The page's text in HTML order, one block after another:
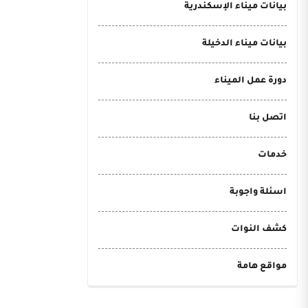
بيانات ميناء الإسكندرية
بيانات ميناء الدخيلة
دورة عمل الميناء
اتصل بنا
خدمات
اسئلة واجوبة
كشف النوات
مواقع هامة